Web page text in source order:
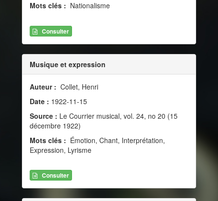
Mots clés : Nationalisme
Consulter
Musique et expression
Auteur : Collet, Henri
Date : 1922-11-15
Source : Le Courrier musical, vol. 24, no 20 (15
décembre 1922)
Mots clés : Émotion, Chant, Interprétation,
Expression, Lyrisme
Consulter